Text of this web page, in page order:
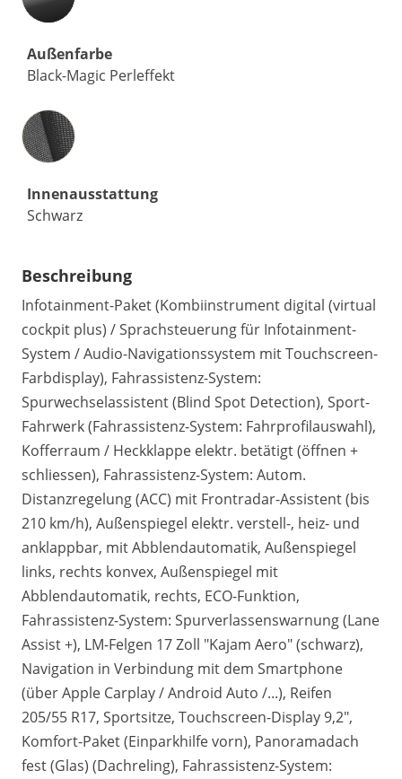
Außenfarbe
Black-Magic Perleffekt
Innenausstattung
Innenausstattung
Schwarz
Beschreibung
Infotainment-Paket (Kombiinstrument digital (virtual
cockpit plus) / Sprachsteuerung für Infotainment-
System / Audio-Navigationssystem mit Touchscreen-
Farbdisplay), Fahrassistenz-System:
Spurwechselassistent (Blind Spot Detection), Sport-
Fahrwerk (Fahrassistenz-System: Fahrprofilauswahl),
Kofferraum / Heckklappe elektr. betätigt (öffnen +
schliessen), Fahrassistenz-System: Autom.
Distanzregelung (ACC) mit Frontradar-Assistent (bis
210 km/h), Außenspiegel elektr. verstell-, heiz- und
anklappbar, mit Abblendautomatik, Außenspiegel
links, rechts konvex, Außenspiegel mit
Abblendautomatik, rechts, ECO-Funktion,
Fahrassistenz-System: Spurverlassenswarnung (Lane
Assist +), LM-Felgen 17 Zoll "Kajam Aero" (schwarz),
Navigation in Verbindung mit dem Smartphone
(über Apple Carplay / Android Auto /...), Reifen
205/55 R17, Sportsitze, Touchscreen-Display 9,2",
Komfort-Paket (Einparkhilfe vorn), Panoramadach
fest (Glas) (Dachreling), Fahrassistenz-System: